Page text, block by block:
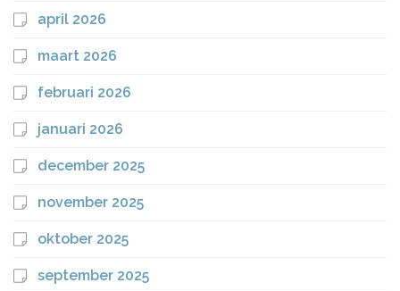
april 2026
maart 2026
februari 2026
januari 2026
december 2025
november 2025
oktober 2025
september 2025